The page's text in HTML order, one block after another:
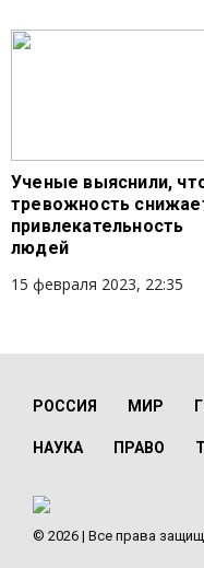
Ученые выяснили,
тревожность
привлекательность
людей
15 февраля 2023, 22:35
РОССИЯ МИР
НАУКА ПРАВО
© 2026 | Все права